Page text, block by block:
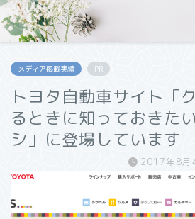
メディア掲載実績 PR
トヨタ自動車サイト「
るときに知っておきた
シ」に登場しています
2017年8月